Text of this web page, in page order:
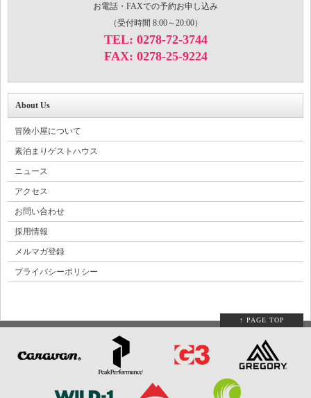
お電話・FAXでの予約お申し込み
（受付時間 8:00～20:00）
TEL: 0278-72-3744
FAX: 0278-25-9224
About Us
冒険小屋について
素泊まりゲストハウス
ニュース
アクセス
お問い合わせ
採用情報
メルマガ登録
プライバシーポリシー
↑ PAGE TOP